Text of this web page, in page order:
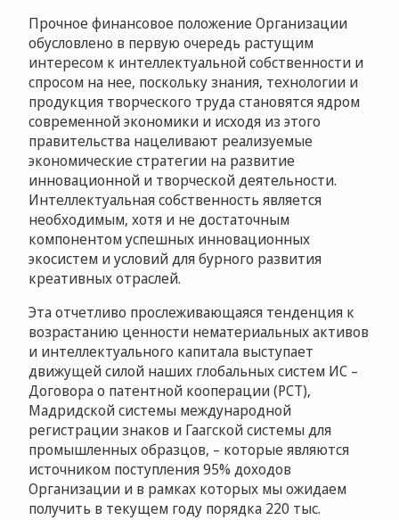
Прочное финансовое положение Организации
обусловлено в первую очередь растущим
интересом к интеллектуальной собственности и
спросом на нее, поскольку знания, технологии и
продукция творческого труда становятся ядром
современной экономики и исходя из этого
правительства нацеливают реализуемые
экономические стратегии на развитие
инновационной и творческой деятельности.
Интеллектуальная собственность является
необходимым, хотя и не достаточным
компонентом успешных инновационных
экосистем и условий для бурного развития
креативных отраслей.
Эта отчетливо прослеживающаяся тенденция к
возрастанию ценности нематериальных активов
и интеллектуального капитала выступает
движущей силой наших глобальных систем ИС –
Договора о патентной кооперации (PCT),
Мадридской системы международной
регистрации знаков и Гаагской системы для
промышленных образцов, – которые являются
источником поступления 95% доходов
Организации и в рамках которых мы ожидаем
получить в текущем году порядка 220 тыс.